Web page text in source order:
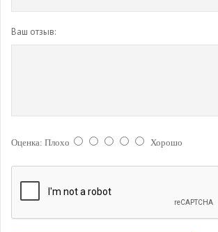
Ваш отзыв:
Оценка: Плохо Хорошо